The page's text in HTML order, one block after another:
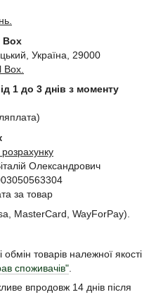
Box
Україна, 29000
Box.
1 до 3 днів з моменту
розрахунку
Олександрович
за товар
MasterCard, WayForPay).
товарів належної якості
споживачів"
впродовж 14 днів після